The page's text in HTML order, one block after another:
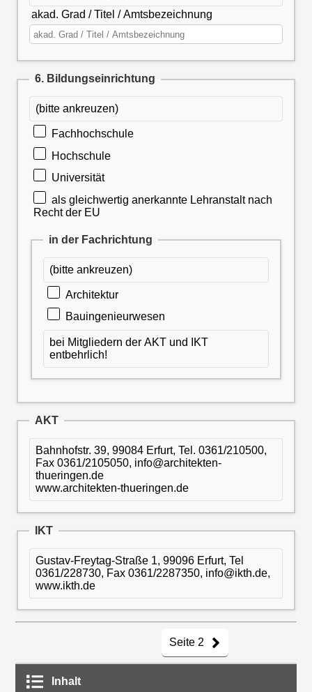
akad. Grad / Titel / Amtsbezeichnung
6. Bildungseinrichtung
(bitte ankreuzen)
Fachhochschule
Hochschule
Universität
als gleichwertig anerkannte Lehranstalt nach
Recht der EU
in der Fachrichtung
(bitte ankreuzen)
Architektur
Bauingenieurwesen
bei Mitgliedern der AKT und IKT
entbehrlich!
AKT
Bahnhofstr. 39, 99084 Erfurt, Tel. 0361/210500,
Fax 0361/2105050, info@architekten-
thueringen.de
www.architekten-thueringen.de
IKT
Gustav-Freytag-Straße 1, 99096 Erfurt, Tel
0361/228730, Fax 0361/2287350, info@ikth.de,
www.ikth.de
Seite 2
Inhalt